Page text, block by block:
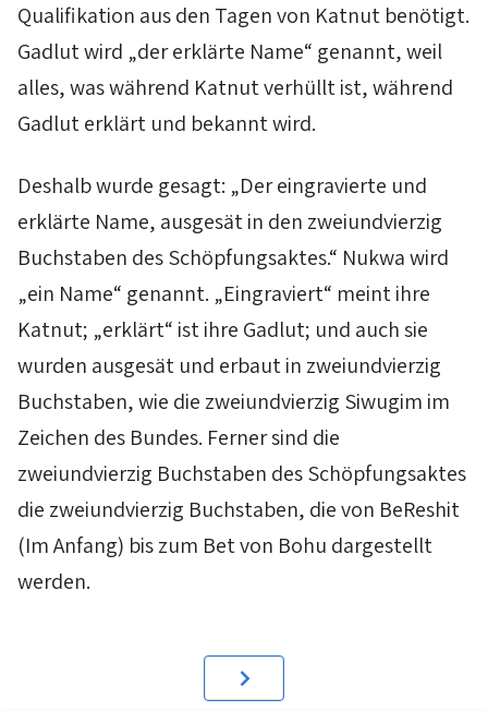
Qualifikation aus den Tagen von Katnut benötigt.
Gadlutwird „der erklärte Name“ genannt, weil
alles, was während Katnutverhüllt ist, während
Gadluterklärt und bekannt wird.
Deshalb wurde gesagt: „Der eingravierte und
erklärte Name, ausgesät in den zweiundvierzig
Buchstaben des Schöpfungsaktes.“ Nukwawird
„ein Name“ genannt. „Eingraviert“ meint ihre
Katnut; „erklärt“ ist ihre Gadlut; und auch sie
wurden ausgesät und erbaut in zweiundvierzig
Buchstaben, wie die zweiundvierzig Siwugim im
Zeichen des Bundes. Ferner sind die
zweiundvierzig Buchstaben des Schöpfungsaktes
die zweiundvierzig Buchstaben, die von BeReshit
(Im Anfang) bis zum Betvon Bohu dargestellt
werden.